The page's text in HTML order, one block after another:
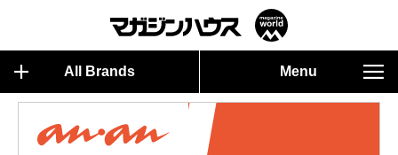
All Brands Menu